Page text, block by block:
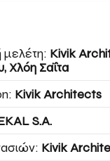
μελέτη: Kivik
Χλόη Σαΐτα
Kivik Architects
S.A.
Kivik